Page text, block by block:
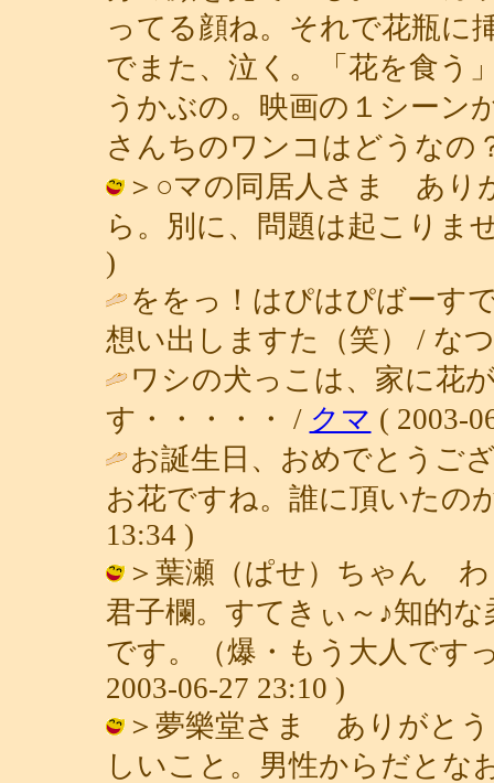
ってる顔ね。それで花瓶に
でまた、泣く。「花を食う
うかぶの。映画の１シーン
さんちのワンコはどうなの
＞○マの同居人さま あり
ら。別に、問題は起こりま
)
ををっ！はぴはぴばーす
想い出しますた（笑） / な
ワシの犬っこは、家に花
す・・・・・ / クマ ( 2003-
お誕生日、おめでとうご
お花ですね。誰に頂いたの
13:34 )
＞葉瀬（ぱせ）ちゃん わ
君子欄。すてきぃ～♪知的
です。（爆・もう大人です
2003-06-27 23:10 )
＞夢樂堂さま ありがとう
しいこと。男性からだとな